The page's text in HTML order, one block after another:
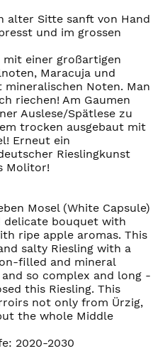
alter Sitte sanft von Hand
und im grossen
mit einer großartigen
Maracuja und
Noten. Man
riechen! Am Gaumen
Auslese/Spätlese zu
trocken ausgebaut mit
Erneut ein
Rieslingkunst
Molitor!
Mosel (White Capsule)
delicate bouquet with
ripe apple aromas. This
salty Riesling with a
filled and mineral
so complex and long -
this Riesling. This
not only from Ürzig,
the whole Middle
2020-2030